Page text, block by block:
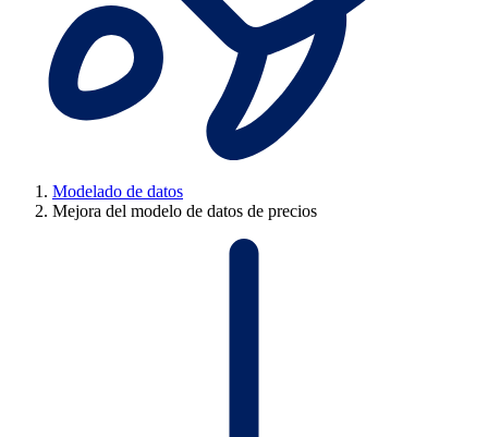
Modelado de datos
Mejora del modelo de datos de precios